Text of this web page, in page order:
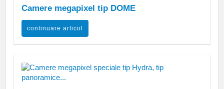
Camere megapixel tip DOME
continuare articol